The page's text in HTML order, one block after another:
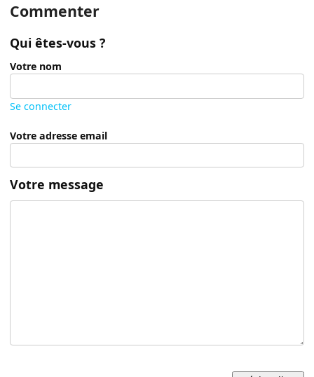
Commenter
Qui êtes-vous ?
Votre nom
Se connecter
Votre adresse email
Votre message